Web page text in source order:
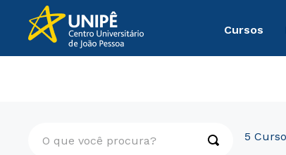
Cursos
5